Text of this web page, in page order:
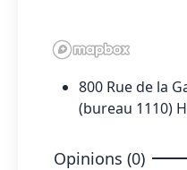
800 Rue de la
(bureau 1110)
Opinions (0)